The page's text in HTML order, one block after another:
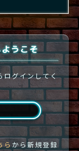
うこそ
ログインしてく
らから新規登録